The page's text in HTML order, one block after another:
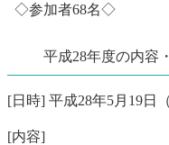
◇参加者68名◇
平成28年度の内容
[日時] 平成28年5月19日
[内容]